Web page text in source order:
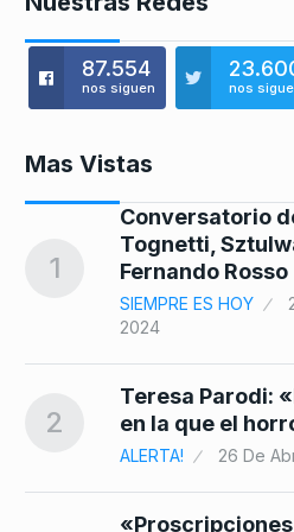
87.554
nos siguen nos
Mas Vistas
1
Conversatorio
Tognetti,
Fernando Rosso
SIEMPRE ES HOY
2024
2
Teresa Parodi:
en la que el
ALERTA! 26 De